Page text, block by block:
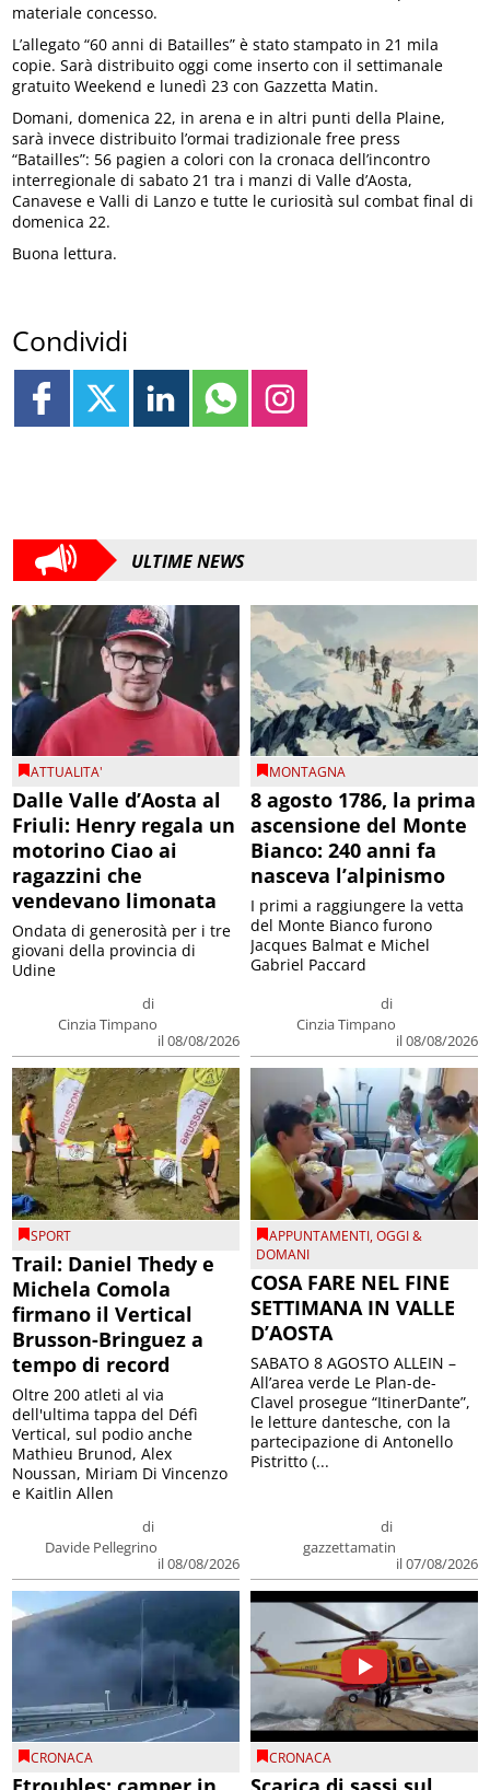
materiale concesso.
L’allegato “60 anni di Batailles” è stato stampato in 21 mila
copie. Sarà distribuito oggi come inserto con il settimanale
gratuito Weekend e lunedì 23 con Gazzetta Matin.
Domani, domenica 22, in arena e in altri punti della Plaine,
sarà invece distribuito l’ormai tradizionale free press
“Batailles”: 56 pagien a colori con la cronaca dell’incontro
interregionale di sabato 21 tra i manzi di Valle d’Aosta,
Canavese e Valli di Lanzo e tutte le curiosità sul combat final di
domenica 22.
Buona lettura.
Condividi
ULTIME NEWS
ATTUALITA'
Dalle Valle d’Aosta al
Friuli: Henry regala un
motorino Ciao ai
ragazzini che
vendevano limonata
di
Cinzia Timpano
il 08/08/2026
Ondata di generosità per i tre
giovani della provincia di
Udine
MONTAGNA
8 agosto 1786, la prima
ascensione del Monte
Bianco: 240 anni fa
nasceva l’alpinismo
di
Cinzia Timpano
il 08/08/2026
I primi a raggiungere la vetta
del Monte Bianco furono
Jacques Balmat e Michel
Gabriel Paccard
SPORT
Trail: Daniel Thedy e
Michela Comola
firmano il Vertical
Brusson-Bringuez a
tempo di record
di
Davide Pellegrino
il 08/08/2026
Oltre 200 atleti al via
dell'ultima tappa del Défì
Vertical, sul podio anche
Mathieu Brunod, Alex
Noussan, Miriam Di Vincenzo
e Kaitlin Allen
APPUNTAMENTI,OGGI &
DOMANI
COSA FARE NEL FINE
SETTIMANA IN VALLE
D’AOSTA
di
gazzettamatin
il 07/08/2026
SABATO 8 AGOSTO ALLEIN –
All’area verde Le Plan-de-
Clavel prosegue “ItinerDante”,
le letture dantesche, con la
partecipazione di Antonello
Pistritto (...
CRONACA CRONACA